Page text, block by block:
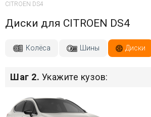
Покупателям
Контакты
Вы здесь
CITROEN DS4
Диски для CITROEN DS4
Колёса Шины Диски
Шаг 2. Укажите кузов: